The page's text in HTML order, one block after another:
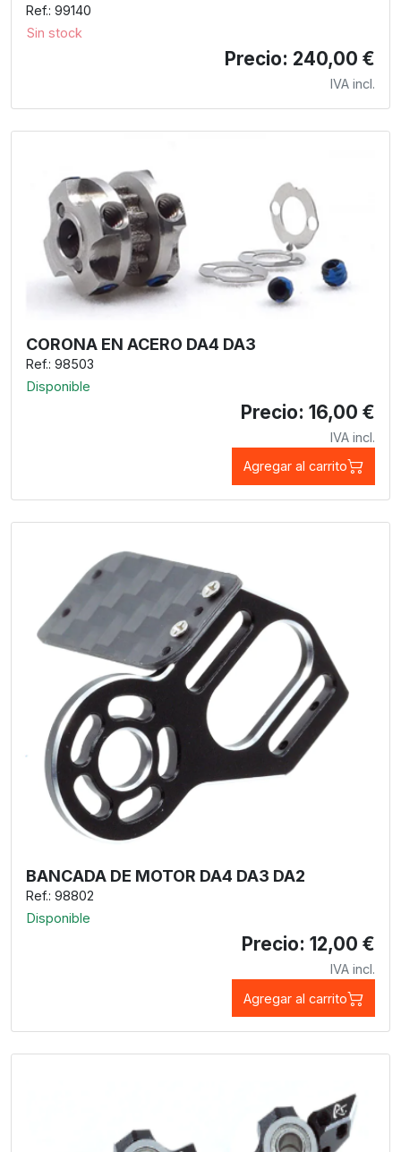
Ref.: 99140
Sin stock
Precio: 240,00 €
IVA incl.
CORONA EN ACERO DA4 DA3
Ref.: 98503
Disponible
Precio: 16,00 €
IVA incl.
Agregar al carrito
BANCADA DE MOTOR DA4 DA3 DA2
Ref.: 98802
Disponible
Precio: 12,00 €
IVA incl.
Agregar al carrito